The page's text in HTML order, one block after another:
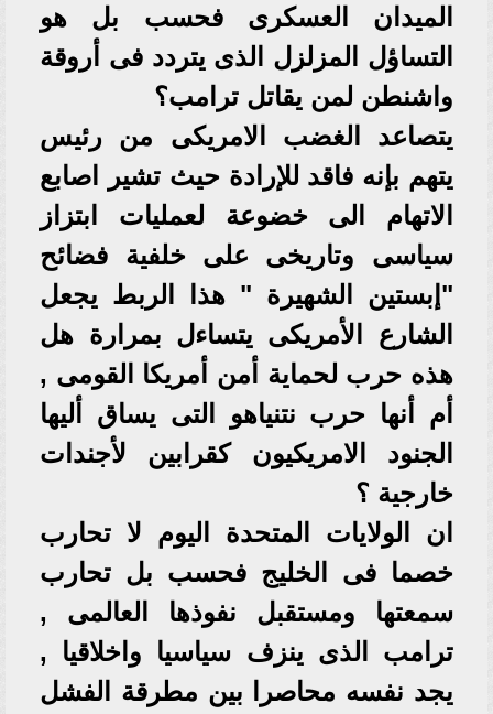
الميدان العسكرى فحسب بل هو
التساؤل المزلزل الذى يتردد فى أروقة
واشنطن لمن يقاتل ترامب؟
يتصاعد الغضب الامريكى من رئيس
يتهم بإنه فاقد للإرادة حيث تشير اصابع
الاتهام الى خضوعة لعمليات ابتزاز
سياسى وتاريخى على خلفية فضائح
"إبستين الشهيرة " هذا الربط يجعل
الشارع الأمريكى يتساءل بمرارة هل
هذه حرب لحماية أمن أمريكا القومى ,
أم أنها حرب نتنياهو التى يساق أليها
الجنود الامريكيون كقرابين لأجندات
خارجية ؟
ان الولايات المتحدة اليوم لا تحارب
خصما فى الخليج فحسب بل تحارب
سمعتها ومستقبل نفوذها العالمى ,
ترامب الذى ينزف سياسيا واخلاقيا ,
يجد نفسه محاصرا بين مطرقة الفشل